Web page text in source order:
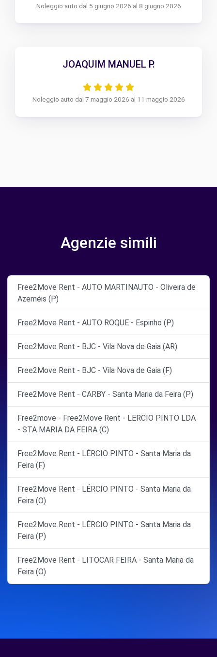
Noleggio auto dal 5 giugno 2026 al 8 giugno 2026
JOAQUIM MANUEL P.
Noleggio auto dal 7 maggio 2026 al 11 maggio 2026
Agenzie simili
Free2Move Rent - AUTO MARTINAUTO - Oliveira de
Azeméis (P)
Free2Move Rent - AUTO ROQUE - Espinho (P)
Free2Move Rent - BJC - Vila Nova de Gaia (AR)
Free2Move Rent - BJC - Vila Nova de Gaia (F)
Free2Move Rent - CARBY - Santa Maria da Feira (P)
Free2move - Free2Move Rent - LERCIO PINTO LDA
- STA MARIA DA FEIRA (C)
Free2Move Rent - LÉRCIO PINTO - Santa Maria da
Feira (F)
Free2Move Rent - LÉRCIO PINTO - Santa Maria da
Feira (O)
Free2Move Rent - LÉRCIO PINTO - Santa Maria da
Feira (P)
Free2Move Rent - LITOCAR FEIRA - Santa Maria da
Feira (O)